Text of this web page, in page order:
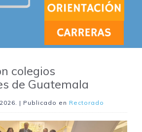
colegios
de Guatemala
. | Publicado en Rectorado